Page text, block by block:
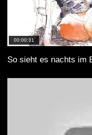
00:00:31
So sieht es nachts im